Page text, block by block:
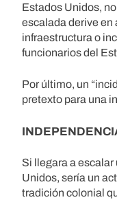
Estados Unidos,
escalada derive en
infraestructura o
funcionarios del
Por último, un
pretexto para una
Si llegara a
Unidos, sería un
tradición colonial